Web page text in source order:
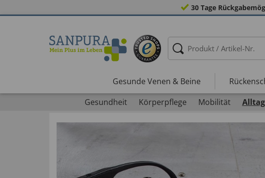
30 Tage
Gesunde Venen & Beine
Gesundheit
Körperpflege Mobilität